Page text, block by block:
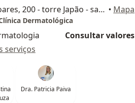
Rua Clovis Soares, 200 - torre Japão - sala 412, Atibaia • Mapa
Dermatológica
Consultar valores
serviços
Dra. Patricia Paiva